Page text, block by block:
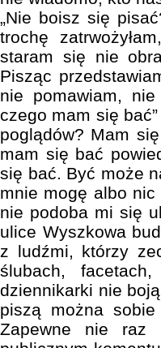
„Nie boisz się
trochę
staram się nie
Pisząc
nie pomawiam,
czego mam się
poglądów? Mam
mam się bać
się bać. Być może
mnie mogę albo
nie podoba mi się
ulice Wyszkowa
z ludźmi, którzy
ślubach,
dziennikarki nie
piszą można
Zapewne nie raz